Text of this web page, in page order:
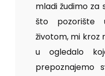
mladi žudimo za
što pozorište
životom, mi kroz
u ogledalo
prepoznajemo